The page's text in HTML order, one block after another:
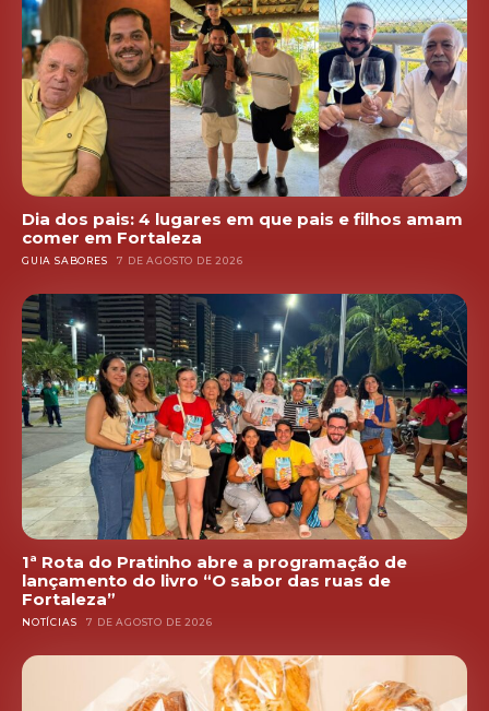
Dia dos pais: 4 lugares em que pais e filhos amam
comer em Fortaleza
GUIA SABORES 7 DE AGOSTO DE 2026
1ª Rota do Pratinho abre a programação de
lançamento do livro “O sabor das ruas de
Fortaleza”
NOTÍCIAS 7 DE AGOSTO DE 2026